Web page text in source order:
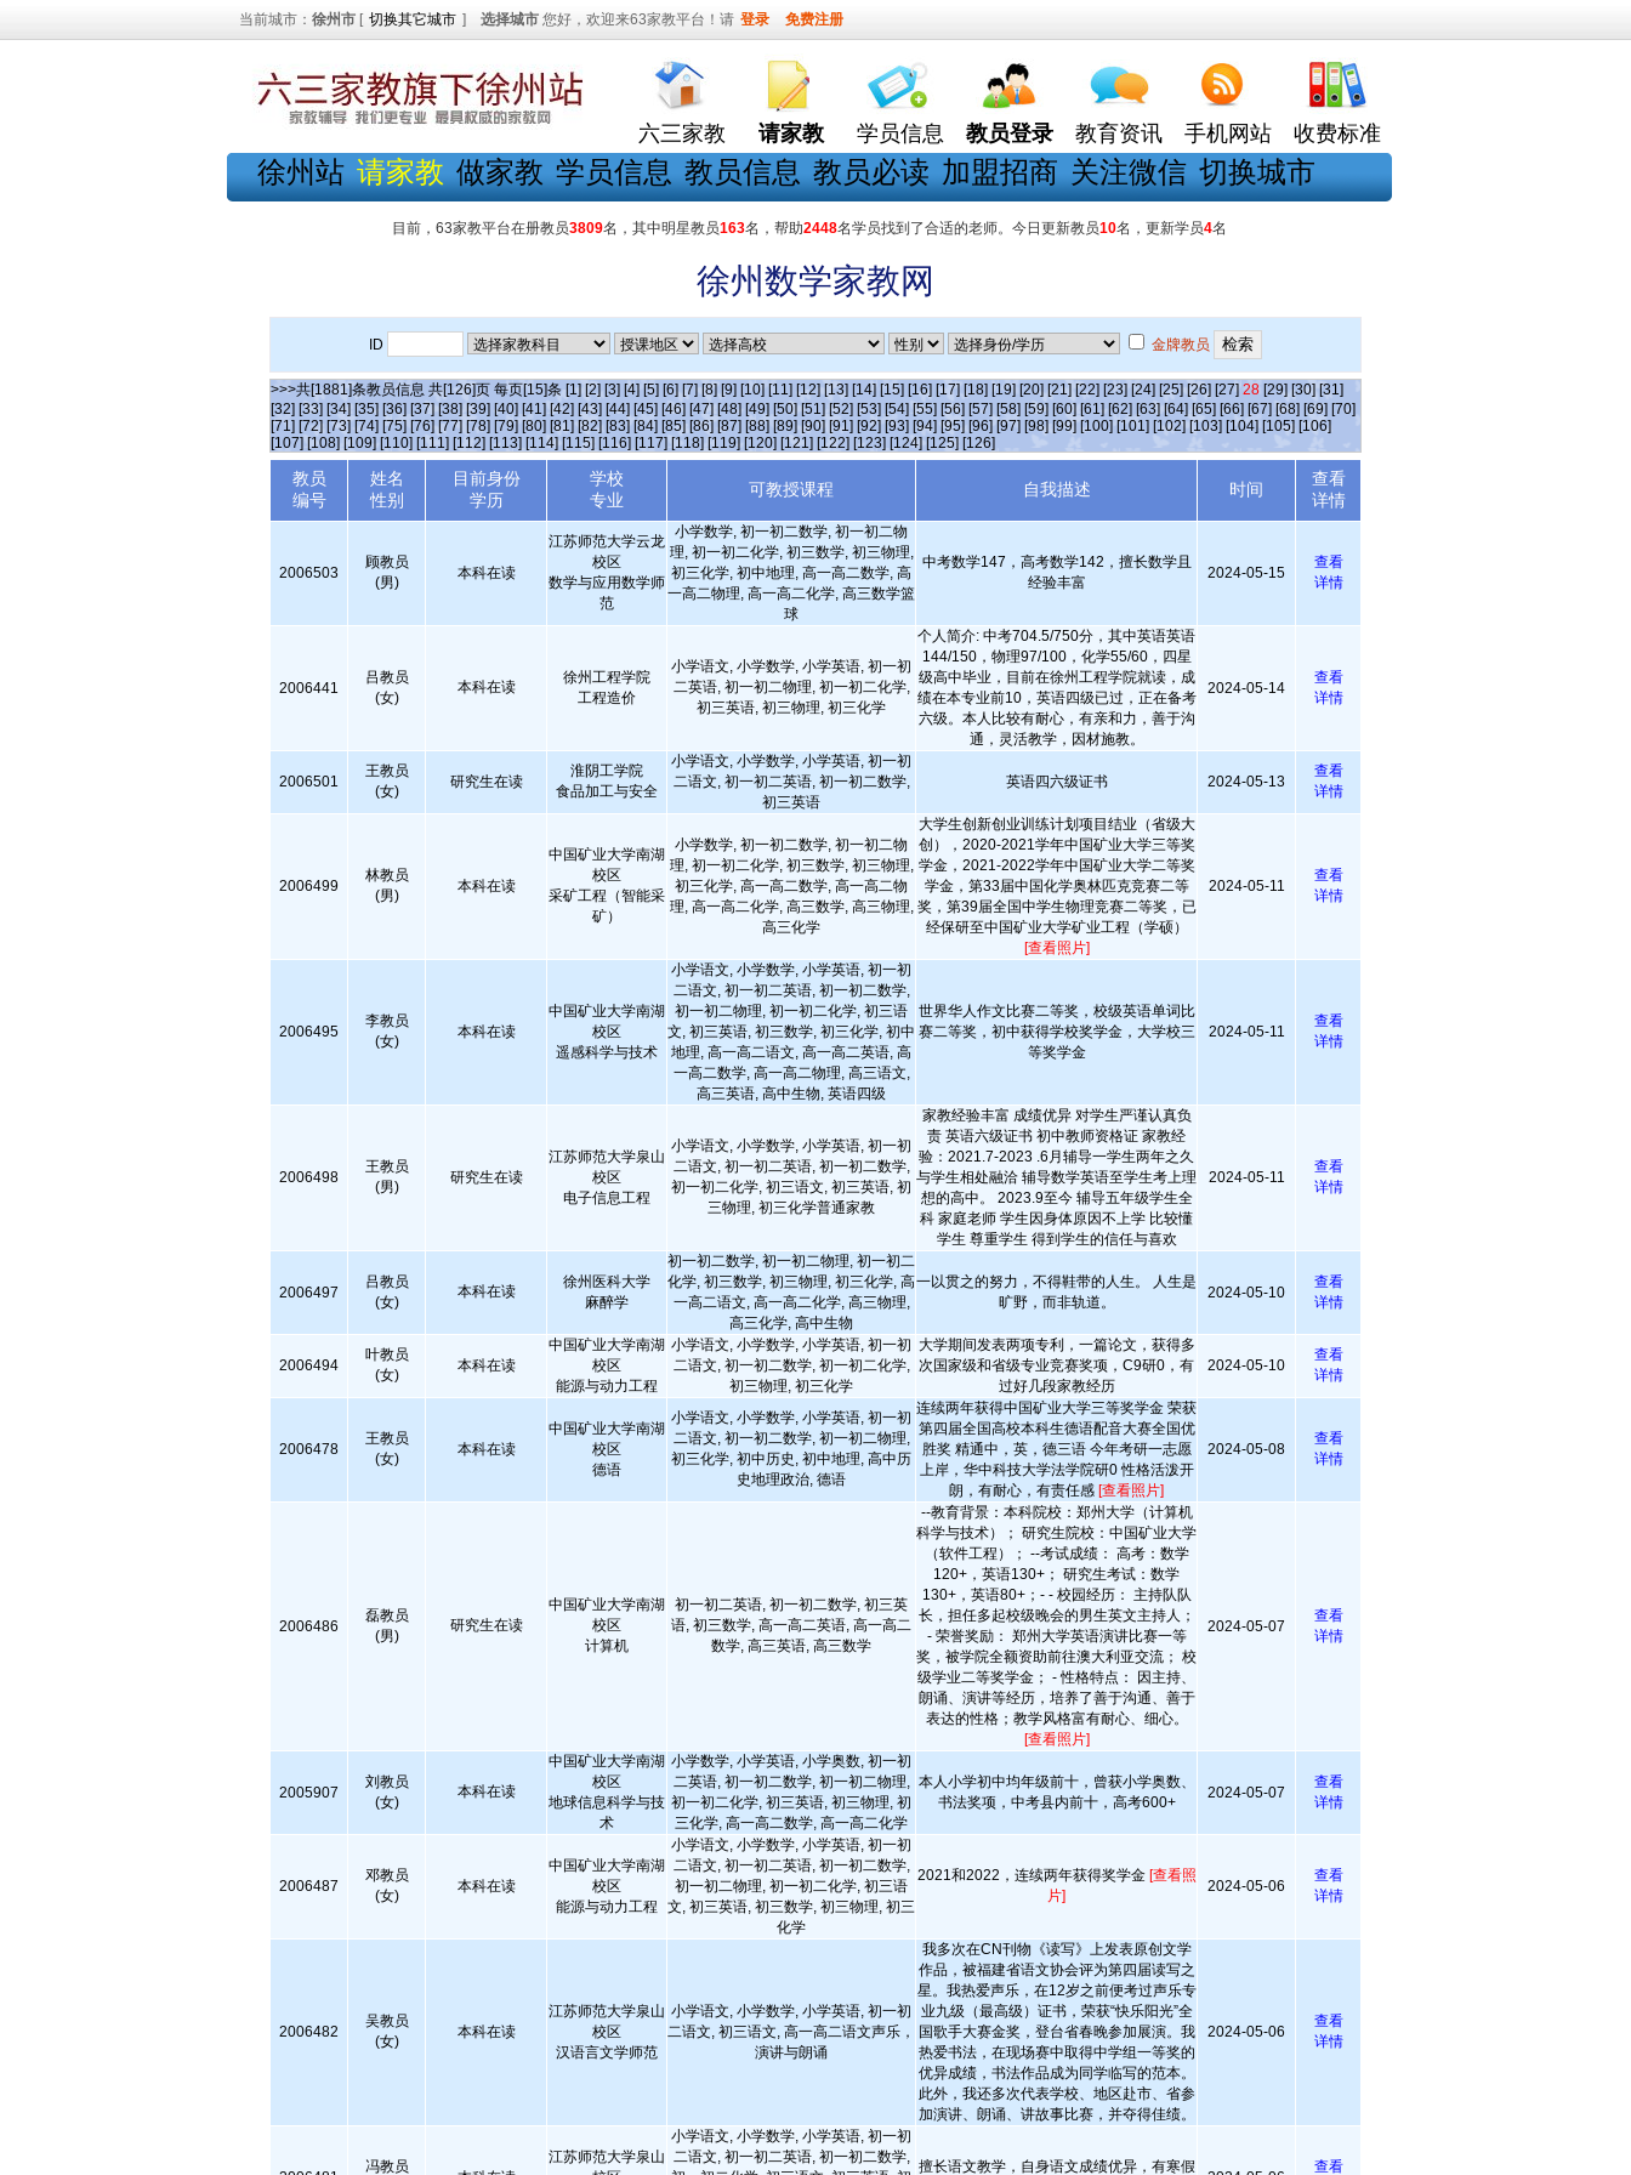
当前城市： 徐州市 [ 切换其它城市 ] 选择城市 您好，欢迎来63家教平台！请 登录 免费注册
六三家教 请家教 学员信息 教员登录 教育资讯 手机网站 收费标准
徐州站 请家教 做家教 学员信息 教员信息 教员必读 加盟招商 关注微信 切换城市
目前，63家教平台在册教员3809名，其中明星教员163名，帮助2448名学员找到了合适的老师。今日更新教员10名，更新学员4名
徐州数学家教网
ID 金牌教员
>>>共[1881]条教员信息 共[126]页 每页[15]条 [1] [2] [3] [4] [5] [6] [7] [8] [9] [10] [11] [12] [13] [14] [15] [16] [17] [18] [19] [20] [21] [22] [23] [24] [25] [26] [27] 28 [29] [30] [31]
[32] [33] [34] [35] [36] [37] [38] [39] [40] [41] [42] [43] [44] [45] [46] [47] [48] [49] [50] [51] [52] [53] [54] [55] [56] [57] [58] [59] [60] [61] [62] [63] [64] [65] [66] [67] [68] [69] [70]
[71] [72] [73] [74] [75] [76] [77] [78] [79] [80] [81] [82] [83] [84] [85] [86] [87] [88] [89] [90] [91] [92] [93] [94] [95] [96] [97] [98] [99] [100] [101] [102] [103] [104] [105] [106]
[107] [108] [109] [110] [111] [112] [113] [114] [115] [116] [117] [118] [119] [120] [121] [122] [123] [124] [125] [126]
教员
编号
姓名
性别
目前身份
学历
学校
专业
可教授课程 自我描述 时间
查看
详情
2006503
顾教员
(男)
本科在读
江苏师范大学云龙
校区
数学与应用数学师
范
小学数学, 初一初二数学, 初一初二物
理, 初一初二化学, 初三数学, 初三物理,
初三化学, 初中地理, 高一高二数学, 高
一高二物理, 高一高二化学, 高三数学篮
球
中考数学147，高考数学142，擅长数学且
经验丰富
2024-05-15
查看
详情
2006441
吕教员
(女)
本科在读
徐州工程学院
工程造价
小学语文, 小学数学, 小学英语, 初一初
二英语, 初一初二物理, 初一初二化学,
初三英语, 初三物理, 初三化学
个人简介: 中考704.5/750分，其中英语英语
144/150，物理97/100，化学55/60，四星
级高中毕业，目前在徐州工程学院就读，成
绩在本专业前10，英语四级已过，正在备考
六级。本人比较有耐心，有亲和力，善于沟
通，灵活教学，因材施教。
2024-05-14
查看
详情
2006501
王教员
(女)
研究生在读
淮阴工学院
食品加工与安全
小学语文, 小学数学, 小学英语, 初一初
二语文, 初一初二英语, 初一初二数学,
初三英语
英语四六级证书 2024-05-13
查看
详情
2006499
林教员
(男)
本科在读
中国矿业大学南湖
校区
采矿工程（智能采
矿）
小学数学, 初一初二数学, 初一初二物
理, 初一初二化学, 初三数学, 初三物理,
初三化学, 高一高二数学, 高一高二物
理, 高一高二化学, 高三数学, 高三物理,
高三化学
大学生创新创业训练计划项目结业（省级大
创），2020-2021学年中国矿业大学三等奖
学金，2021-2022学年中国矿业大学二等奖
学金，第33届中国化学奥林匹克竞赛二等
奖，第39届全国中学生物理竞赛二等奖，已
经保研至中国矿业大学矿业工程（学硕）
[查看照片]
2024-05-11
查看
详情
2006495
李教员
(女)
本科在读
中国矿业大学南湖
校区
遥感科学与技术
小学语文, 小学数学, 小学英语, 初一初
二语文, 初一初二英语, 初一初二数学,
初一初二物理, 初一初二化学, 初三语
文, 初三英语, 初三数学, 初三化学, 初中
地理, 高一高二语文, 高一高二英语, 高
一高二数学, 高一高二物理, 高三语文,
高三英语, 高中生物, 英语四级
世界华人作文比赛二等奖，校级英语单词比
赛二等奖，初中获得学校奖学金，大学校三
等奖学金
2024-05-11
查看
详情
2006498
王教员
(男)
研究生在读
江苏师范大学泉山
校区
电子信息工程
小学语文, 小学数学, 小学英语, 初一初
二语文, 初一初二英语, 初一初二数学,
初一初二化学, 初三语文, 初三英语, 初
三物理, 初三化学普通家教
家教经验丰富 成绩优异 对学生严谨认真负
责 英语六级证书 初中教师资格证 家教经
验：2021.7-2023 .6月辅导一学生两年之久
与学生相处融洽 辅导数学英语至学生考上理
想的高中。 2023.9至今 辅导五年级学生全
科 家庭老师 学生因身体原因不上学 比较懂
学生 尊重学生 得到学生的信任与喜欢
2024-05-11
查看
详情
2006497
吕教员
(女)
本科在读
徐州医科大学
麻醉学
初一初二数学, 初一初二物理, 初一初二
化学, 初三数学, 初三物理, 初三化学, 高
一高二语文, 高一高二化学, 高三物理,
高三化学, 高中生物
一以贯之的努力，不得鞋带的人生。 人生是
旷野，而非轨道。
2024-05-10
查看
详情
2006494
叶教员
(女)
本科在读
中国矿业大学南湖
校区
能源与动力工程
小学语文, 小学数学, 小学英语, 初一初
二语文, 初一初二数学, 初一初二化学,
初三物理, 初三化学
大学期间发表两项专利，一篇论文，获得多
次国家级和省级专业竞赛奖项，C9研0，有
过好几段家教经历
2024-05-10
查看
详情
2006478
王教员
(女)
本科在读
中国矿业大学南湖
校区
德语
小学语文, 小学数学, 小学英语, 初一初
二语文, 初一初二数学, 初一初二物理,
初三化学, 初中历史, 初中地理, 高中历
史地理政治, 德语
连续两年获得中国矿业大学三等奖学金 荣获
第四届全国高校本科生德语配音大赛全国优
胜奖 精通中，英，德三语 今年考研一志愿
上岸，华中科技大学法学院研0 性格活泼开
朗，有耐心，有责任感 [查看照片]
2024-05-08
查看
详情
2006486
磊教员
(男)
研究生在读
中国矿业大学南湖
校区
计算机
初一初二英语, 初一初二数学, 初三英
语, 初三数学, 高一高二英语, 高一高二
数学, 高三英语, 高三数学
--教育背景：本科院校：郑州大学（计算机
科学与技术）； 研究生院校：中国矿业大学
（软件工程）； --考试成绩： 高考：数学
120+，英语130+； 研究生考试：数学
130+，英语80+；- - 校园经历： 主持队队
长，担任多起校级晚会的男生英文主持人；
- 荣誉奖励： 郑州大学英语演讲比赛一等
奖，被学院全额资助前往澳大利亚交流； 校
级学业二等奖学金； - 性格特点： 因主持、
朗诵、演讲等经历，培养了善于沟通、善于
表达的性格；教学风格富有耐心、细心。
[查看照片]
2024-05-07
查看
详情
2005907
刘教员
(女)
本科在读
中国矿业大学南湖
校区
地球信息科学与技
术
小学数学, 小学英语, 小学奥数, 初一初
二英语, 初一初二数学, 初一初二物理,
初一初二化学, 初三英语, 初三物理, 初
三化学, 高一高二数学, 高一高二化学
本人小学初中均年级前十，曾获小学奥数、
书法奖项，中考县内前十，高考600+
2024-05-07
查看
详情
2006487
邓教员
(女)
本科在读
中国矿业大学南湖
校区
能源与动力工程
小学语文, 小学数学, 小学英语, 初一初
二语文, 初一初二英语, 初一初二数学,
初一初二物理, 初一初二化学, 初三语
文, 初三英语, 初三数学, 初三物理, 初三
化学
2021和2022，连续两年获得奖学金 [查看照
片]
2024-05-06
查看
详情
2006482
吴教员
(女)
本科在读
江苏师范大学泉山
校区
汉语言文学师范
小学语文, 小学数学, 小学英语, 初一初
二语文, 初三语文, 高一高二语文声乐，
演讲与朗诵
我多次在CN刊物《读写》上发表原创文学
作品，被福建省语文协会评为第四届读写之
星。我热爱声乐，在12岁之前便考过声乐专
业九级（最高级）证书，荣获“快乐阳光”全
国歌手大赛金奖，登台省春晚参加展演。我
热爱书法，在现场赛中取得中学组一等奖的
优异成绩，书法作品成为同学临写的范本。
此外，我还多次代表学校、地区赴市、省参
加演讲、朗诵、讲故事比赛，并夺得佳绩。
2024-05-06
查看
详情
冯教员
江苏师范大学泉山
小学语文, 小学数学, 小学英语, 初一初
二语文, 初一初二英语, 初一初二数学,
擅长语文教学，自身语文成绩优异，有寒假 查看